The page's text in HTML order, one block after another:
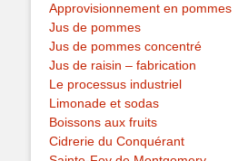
Approvisionnement en pommes
Jus de pommes
Jus de pommes concentré
Jus de raisin – fabrication
Le processus industriel
Limonade et sodas
Boissons aux fruits
Cidrerie du Conquérant